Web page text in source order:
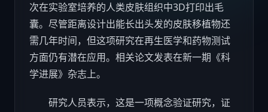
次在实验室培养的人类皮肤组织中3D打印出毛
囊。尽管距离设计出能长出头发的皮肤移植物还
需几年时间，但这项研究在再生医学和药物测试
方面仍有潜在应用。相关论文发表在新一期《科
学进展》杂志上。
研究人员表示，这是一项概念验证研究，证